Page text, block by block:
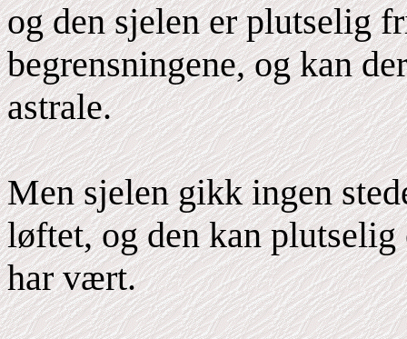
og den sjelen er plutselig
begrensningene, og kan
astrale.
Men sjelen gikk ingen
løftet, og den kan
har vært.